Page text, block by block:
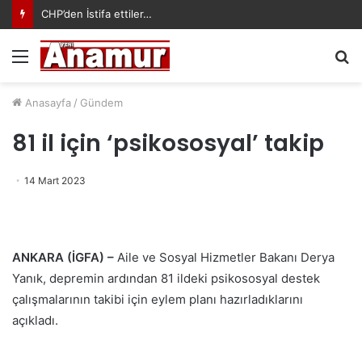
CHP’den İstifa ettiler…
Menü
Anasayfa / Gündem
81 il için ‘psikososyal’ takip
14 Mart 2023
ANKARA (İGFA) – Aile ve Sosyal Hizmetler Bakanı Derya
Yanık, depremin ardından 81 ildeki psikososyal destek
çalışmalarının takibi için eylem planı hazırladıklarını
açıkladı.